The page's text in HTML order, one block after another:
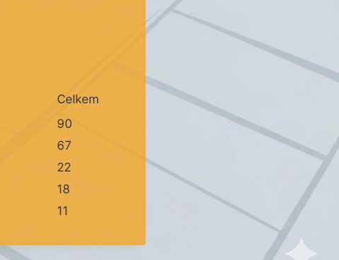
Celkem
90
67
22
18
11